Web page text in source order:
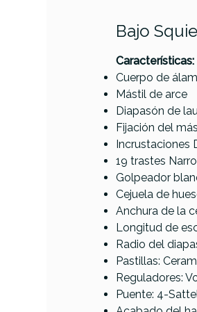
Bajo
Características:
Cuerpo de
Mástil de arce
Diapasón de
Fijación del
Incrustaciones
19 trastes
Golpeador
Cejuela de
Anchura de la
Longitud de
Radio del
Pastillas:
Reguladores:
Puente: 4-
Referencia
PRODUCTO